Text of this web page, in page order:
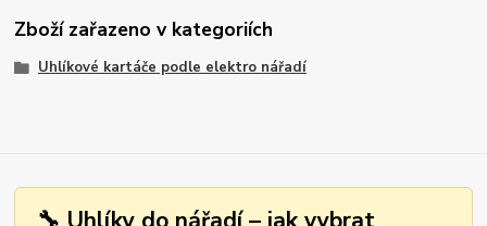
Zboží zařazeno v kategoriích
Uhlíkové kartáče podle elektro nářadí